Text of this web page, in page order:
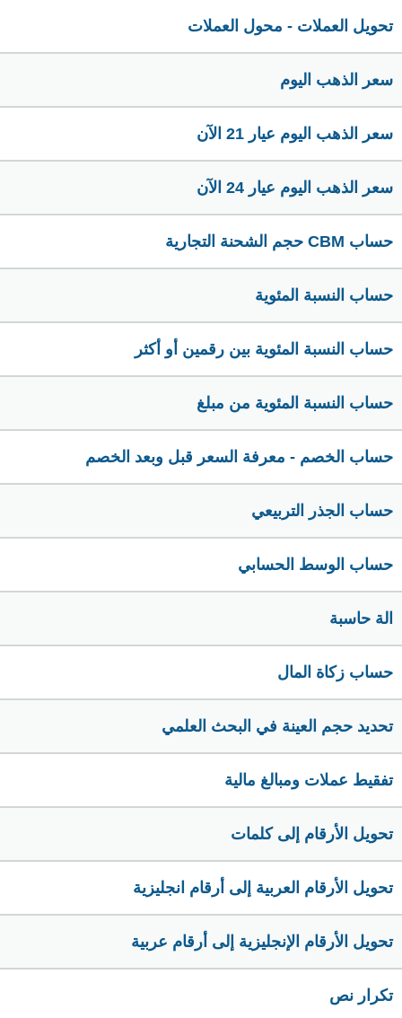
تحويل العملات - محول العملات
سعر الذهب اليوم
سعر الذهب اليوم عيار 21 الآن
سعر الذهب اليوم عيار 24 الآن
حساب CBM حجم الشحنة التجارية
حساب النسبة المئوية
حساب النسبة المئوية بين رقمين أو أكثر
حساب النسبة المئوية من مبلغ
حساب الخصم - معرفة السعر قبل وبعد الخصم
حساب الجذر التربيعي
حساب الوسط الحسابي
الة حاسبة
حساب زكاة المال
تحديد حجم العينة في البحث العلمي
تفقيط عملات ومبالغ مالية
تحويل الأرقام إلى كلمات
تحويل الأرقام العربية إلى أرقام انجليزية
تحويل الأرقام الإنجليزية إلى أرقام عربية
تكرار نص